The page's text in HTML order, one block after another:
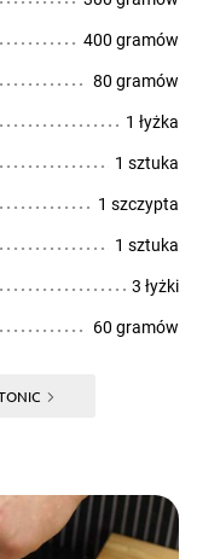
400 gramów
80 gramów
1 łyżka
1 sztuka
1 szczypta
1 sztuka
3 łyżki
60 gramów